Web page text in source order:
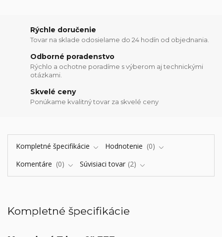
Rýchle doručenie
Tovar na sklade odosielame do 24 hodín od objednania.
Odborné poradenstvo
Rýchlo a ochotne poradíme s výberom aj technickými
otázkami.
Skvelé ceny
Ponúkame kvalitný tovar za skvelé ceny
Kompletné špecifikácie Hodnotenie
0
Komentáre
0 Súvisiaci tovar 2
Kompletné špecifikácie